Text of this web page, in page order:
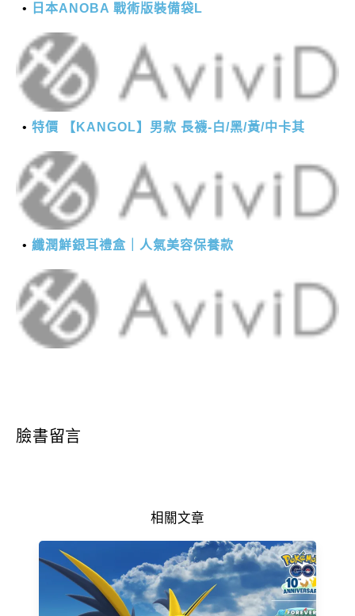
日本ANOBA 戰術版裝備袋L
特價 【KANGOL】男款 長襪-白/黑/黃/中卡其
纖潤鮮銀耳禮盒｜人氣美容保養款
臉書留言
相關文章